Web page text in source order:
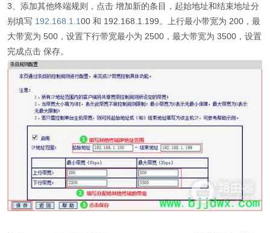
3、添加其他终端规则，点击 增加新的条目，起始地址和结束地址分
别填写 192.168.1.100 和 192.168.1.199。上行最小带宽为 200，最
大带宽为 500，设置下行带宽最小为 2500，最大带宽为 3500，设置
完成点击 保存。